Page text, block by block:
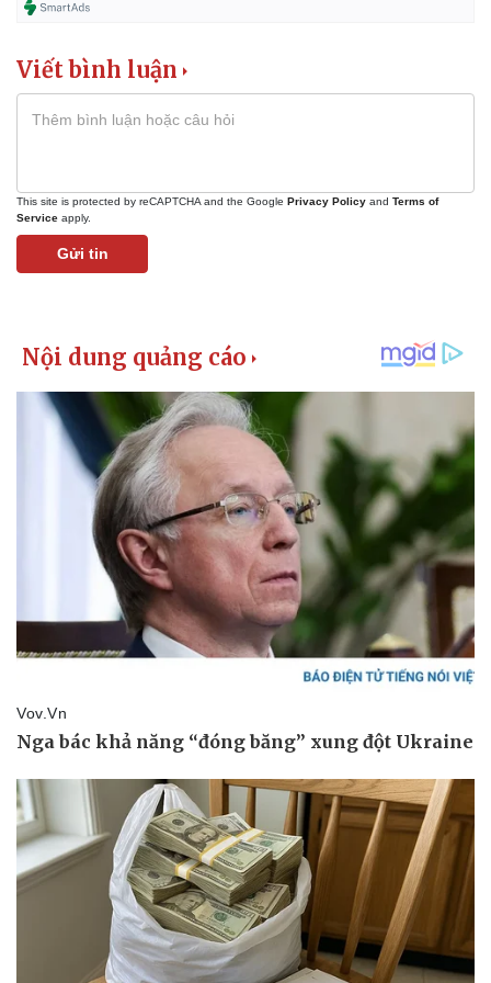
Kinh tế
Bất động sản
Thị trường
Giá vàng
Tiêu dùng
Tỷ giá
Chứng khoán
Viết bình luận
This site is protected by reCAPTCHA and the Google Privacy Policy and Terms of
Service apply.
Gửi tin